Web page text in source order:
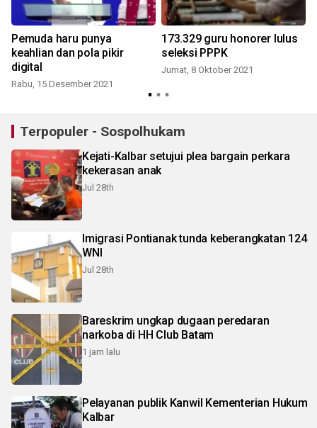
Pemuda haru punya
keahlian dan pola pikir
digital
Rabu, 15 Desember 2021
173.329 guru honorer lulus
seleksi PPPK
Jumat, 8 Oktober 2021
Terpopuler - Sospolhukam
Kejati-Kalbar setujui plea bargain perkara
kekerasan anak
Jul 28th
Imigrasi Pontianak tunda keberangkatan 124
WNI
Jul 28th
Bareskrim ungkap dugaan peredaran
narkoba di HH Club Batam
1 jam lalu
Pelayanan publik Kanwil Kementerian Hukum
Kalbar